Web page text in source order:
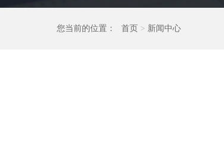
您当前的位置： 首页 > 新闻中心